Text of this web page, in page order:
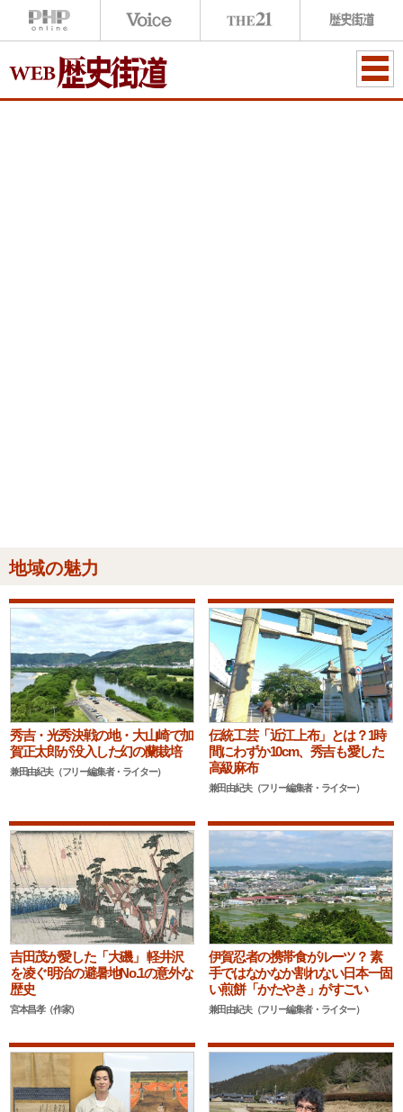
地域の魅力
秀吉・光秀決戦の地・大山崎で加
賀正太郎が没入した幻の蘭栽培
兼田由紀夫（フリー編集者・ライター）
伝統工芸「近江上布」とは？1時
間にわずか10cm、秀吉も愛した
高級麻布
兼田由紀夫（フリー編集者・ライター）
吉田茂が愛した「大磯」 軽井沢
を凌ぐ明治の避暑地No.1の意外な
歴史
宮本昌孝（作家）
伊賀忍者の携帯食がルーツ？ 素
手ではなかなか割れない日本一固
い煎餅「かたやき」がすごい
兼田由紀夫（フリー編集者・ライター）